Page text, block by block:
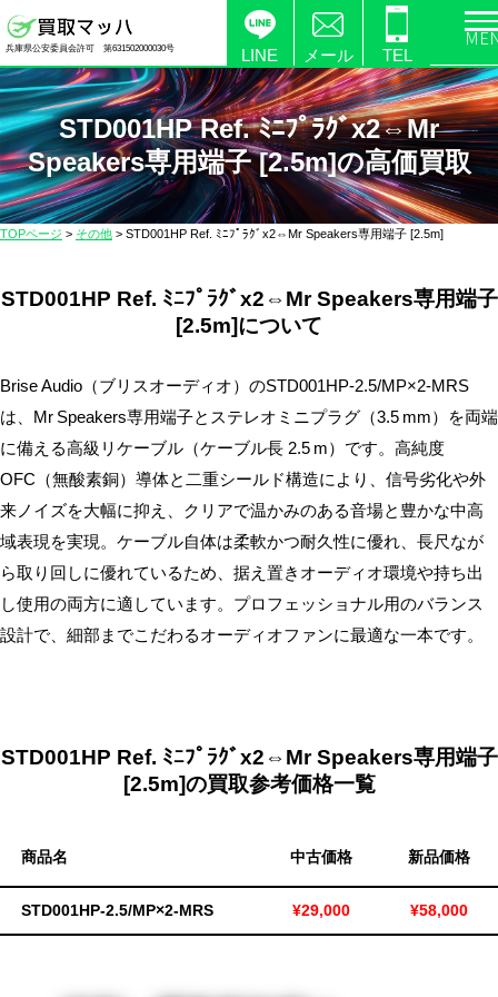
製
品
の
高
価
買
ら
【買
マ
ッ
ハ】
送
料・
ス
ピ
ー
兵庫県公安委員会許可 第631502000030号 LINE メール TEL
STD001HP Ref. ﾐﾆﾌﾟﾗｸﾞx2⇔Mr
Speakers専用端子 [2.5m]の高価買取
TOPページ > その他 > STD001HP Ref. ﾐﾆﾌﾟﾗｸﾞx2⇔Mr Speakers専用端子 [2.5m]
STD001HP Ref. ﾐﾆﾌﾟﾗｸﾞx2⇔Mr Speakers専用端子
[2.5m]について
Brise Audio（ブリスオーディオ）のSTD001HP‑2.5/MP×2‑MRS
は、Mr Speakers専用端子とステレオミニプラグ（3.5 mm）を両端
に備える高級リケーブル（ケーブル長 2.5 m）です。高純度
OFC（無酸素銅）導体と二重シールド構造により、信号劣化や外
来ノイズを大幅に抑え、クリアで温かみのある音場と豊かな中高
域表現を実現。ケーブル自体は柔軟かつ耐久性に優れ、長尺なが
ら取り回しに優れているため、据え置きオーディオ環境や持ち出
し使用の両方に適しています。プロフェッショナル用のバランス
設計で、細部までこだわるオーディオファンに最適な一本です。
STD001HP Ref. ﾐﾆﾌﾟﾗｸﾞx2⇔Mr Speakers専用端子
[2.5m]の買取参考価格一覧
商品名 中古価格 新品価格
STD001HP‑2.5/MP×2‑MRS ¥29,000 ¥58,000